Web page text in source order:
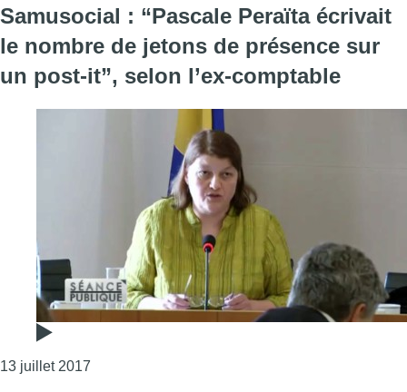
Samusocial : “Pascale Peraïta écrivait
le nombre de jetons de présence sur
un post-it”, selon l’ex-comptable
13 juillet 2017